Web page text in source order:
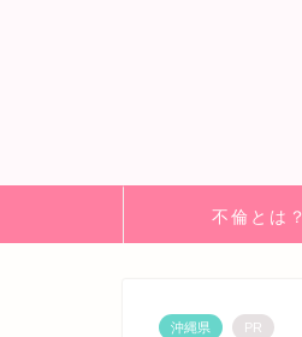
不倫とは？
沖縄県 PR